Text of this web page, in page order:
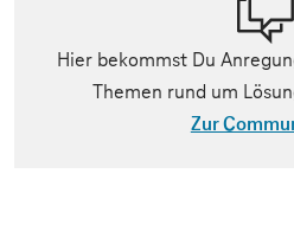
Hier bekommst Du
Themen rund um
Zur
(Der Link